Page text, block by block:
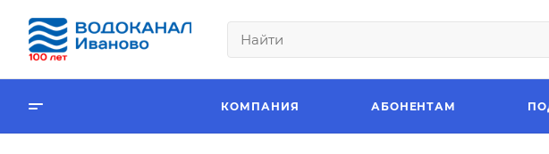
КОМПАНИЯ АБОНЕНТАМ